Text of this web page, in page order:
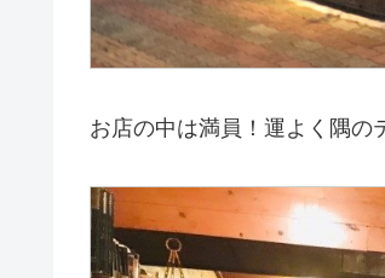
お店の中は満員！運よく隅の